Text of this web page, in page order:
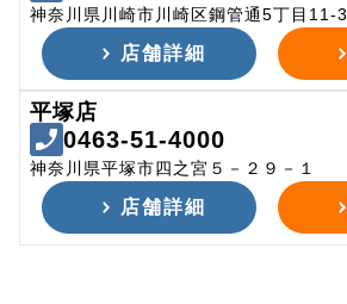
神奈川県川崎市川崎区鋼管通5丁目11-3
店舗詳細
平塚店
0463-51-4000
神奈川県平塚市四之宮５－２９－１
店舗詳細